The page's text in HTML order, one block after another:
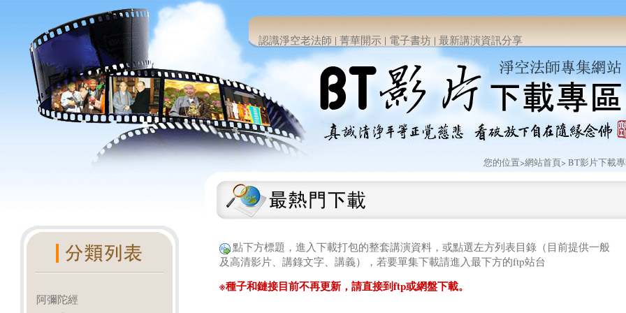
認識淨空老法師 | 菁華開示 | 電子書坊 | 最新講演資訊分享
您的位置>網站首頁> BT影片下載
阿彌陀經
點下方標題，進入下載打包的整套講演資料，或點選左方列表目錄（目前提供一般
及高清影片、講錄文字、講義），若要單集下載請進入最下方的ftp站台
※種子和鏈接目前不再更新，請直接到ftp或網盤下載。